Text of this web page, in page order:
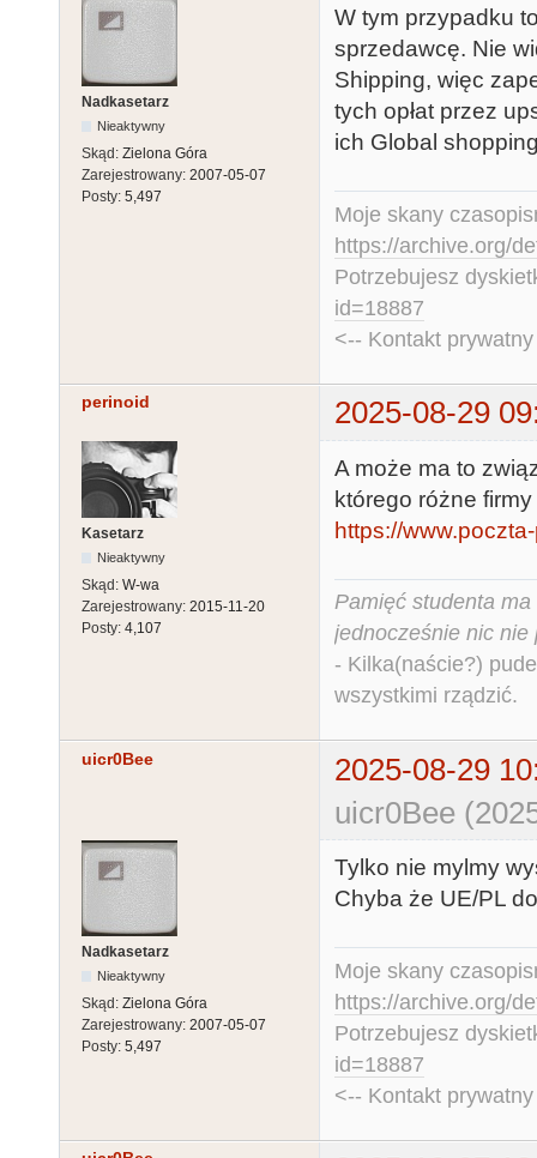
Nadkasetarz
Nieaktywny
Skąd: Zielona Góra
Zarejestrowany: 2007-05-07
Posty: 5,497
W tym przypadku
sprzedawcę. Nie
Shipping, więc
tych opłat przez
ich Global
Moje skany
https://archive.org/
Potrzebujesz
id=18887
<-- Kontakt
perinoid 2025-08-29
Kasetarz
Nieaktywny
Skąd: W-wa
Zarejestrowany: 2015-11-20
Posty: 4,107
A może ma to
którego różne
https://
Pamięć studenta
jednocześnie nic nie
- Kilka(naście?)
wszystkimi rządzić.
uicr0Bee
2025-08-29
uicr0Bee
Nadkasetarz
Nieaktywny
Skąd: Zielona Góra
Zarejestrowany: 2007-05-07
Posty: 5,497
Tylko nie mylmy
Chyba że UE/PL
Moje skany
https://archive.org/
Potrzebujesz
id=18887
<-- Kontakt